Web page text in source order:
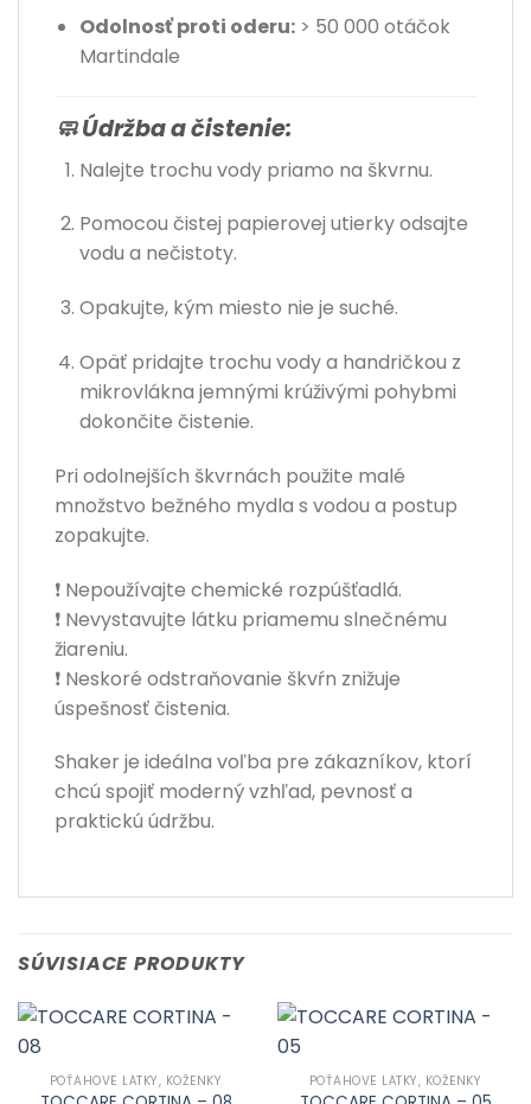
Odolnosť proti oderu:> 50 000 otáčok
Martindale
🧼 Údržba a čistenie:
Nalejte trochu vody priamo na škvrnu.
Pomocou čistej papierovej utierky odsajte
vodu a nečistoty.
Opakujte, kým miesto nie je suché.
Opäť pridajte trochu vody a handričkou z
mikrovlákna jemnými krúživými pohybmi
dokončite čistenie.
Pri odolnejších škvrnách použite malé
množstvo bežného mydla s vodou a postup
zopakujte.
❗ Nepoužívajte chemické rozpúšťadlá.
❗ Nevystavujte látku priamemu slnečnému
žiareniu.
❗ Neskoré odstraňovanie škvŕn znižuje
úspešnosť čistenia.
Shaker je ideálna voľba pre zákazníkov, ktorí
chcú spojiť moderný vzhľad, pevnosť a
praktickú údržbu.
SÚVISIACE PRODUKTY
POŤAHOVÉ LÁTKY, KOŽENKY POŤAHOVÉ LÁTKY, KOŽENKY